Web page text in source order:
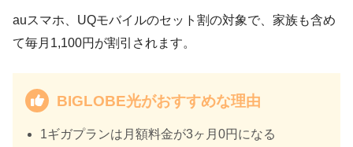
auスマホ、UQモバイルのセット割の対象で、家族も含め
て毎月1,100円が割引されます。
BIGLOBE光がおすすめな理由
1ギガプランは月額料金が3ヶ月0円になる